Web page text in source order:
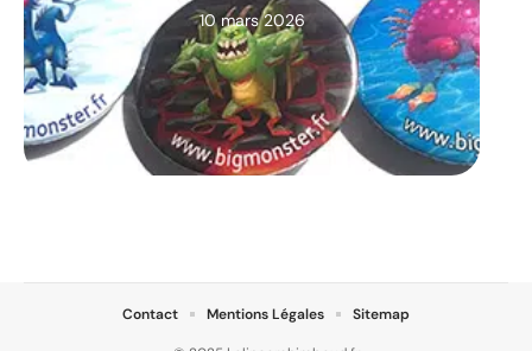
10 mars 2026
Contact Mentions Légales Sitemap